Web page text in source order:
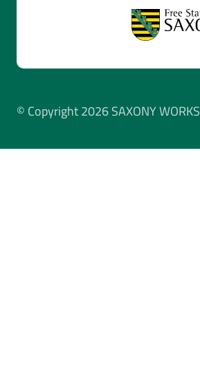
© Copyright 2026 SAXONY WORKS